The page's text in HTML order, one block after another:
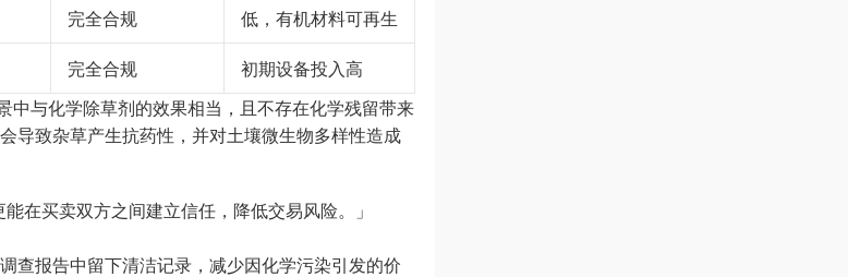
完全合规 低，有机材料可再生
完全合规
初期设备投入高
中与化学除草剂的效果相当，且不存在化学残留带来
导致杂草产生抗药性，并对土壤微生物多样性造成
在买卖双方之间建立信任，降低交易风险。」
查报告中留下清洁记录，减少因化学污染引发的价